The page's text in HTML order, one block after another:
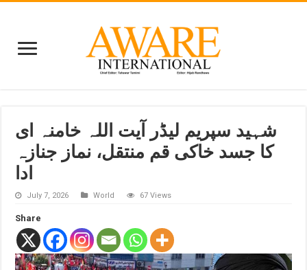
شہید سپریم لیڈر آیت اللہ خامنہ ای
کا جسد خاکی قم منتقل، نماز جنازہ
ادا
July 7, 2026 World 67 Views
Share